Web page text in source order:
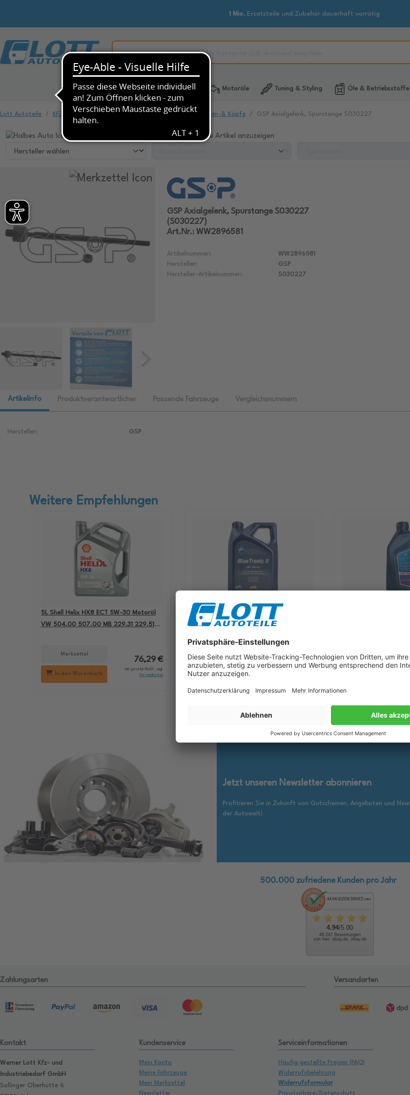
1 Mio.Ersatzteile und Zubehör dauerhaft vorrätig
Alle Kategorien KFZ-Ersatzteile Motoröle Tuning & Styling Öle & Betriebsstoffe
Lott Autoteile KFZ-Ersatzteile Fahrwerk & Federung Spurstangen-& Köpfe GSP Axialgelenk, Spurstange S030227
Wählen Sie ihr Fahrzeug, um dazu passende Artikel anzuzeigen
GSP Axialgelenk, Spurstange S030227
(S030227)
Art.Nr.: WW2896581
Artikelnummer:
WW2896581
Hersteller:
GSP
Hersteller-Artikelnummer:
S030227
Artikelinfo Produktverantwortlicher Passende Fahrzeuge Vergleichsnummern
Hersteller: GSP
Weitere Empfehlungen
5L Shell Helix HX8 ECT 5W-30 Motoröl
VW 504.00 507.00 MB 229.31 229.51
Merkzettel
In den Warenkorb
76,29 €
inkl. gesetzl. MwSt., zzgl.
Versandkosten
4L Aral BlueTronic II 10W-40 Motoröl
passend für Fiat 9.55535 D2 VW 505.00
Merkzettel
In den Warenkorb
25,89 €
inkl. gesetzl. MwSt., zzgl.
Merkzettel
Jetzt unseren Newsletter abonnieren
Profitieren Sie in Zukunft von Gutscheinen, Angeboten und
der Autowelt!
500.000 zufriedene Kunden pro Jahr
4.94/5.00
48.247 Bewertungen
von hier, ebay.de, ebay.de
Zahlungsarten Versandarten
Kontakt
Werner Lott Kfz- und
Industriebedarf GmbH
Sollinger Oberhütte 6
Kundenservice
Mein Konto
Meine Fahrzeuge
Mein Merkzettel
Newsletter
Serviceinformationen
Häufig gestellte Fragen (FAQ)
Widerrufsbelehrung
Widerrufsformular
Privatsphäre/Datenschutz